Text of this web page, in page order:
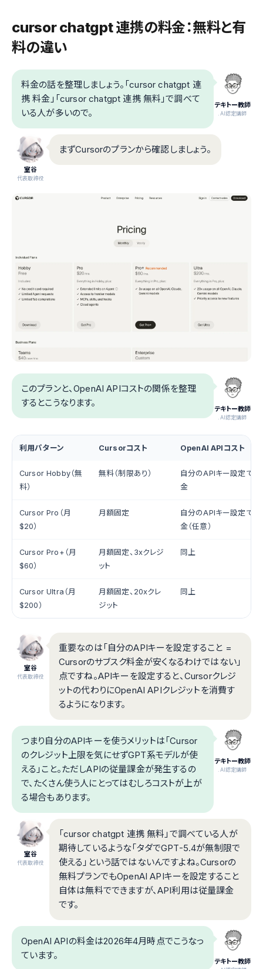
cursor chatgpt 連携の料金：無料と有
料の違い
テキトー教師
.AI認定講師
料金の話を整理しましょう。「cursor chatgpt 連
携 料金」「cursor chatgpt 連携 無料」で調べて
いる人が多いので。
室谷
代表取締役
まずCursorのプランから確認しましょう。
テキトー教師
.AI認定講師
このプランと、OpenAI APIコストの関係を整理
するとこうなります。
利用パターン Cursorコスト OpenAI APIコスト
Cursor Hobby（無
料）
無料（制限あり）
自分のAPIキー設定で
金
Cursor Pro（月
$20）
月額固定
自分のAPIキー設定で
金（任意）
Cursor Pro+（月
$60）
月額固定、3xクレジ
ット
同上
Cursor Ultra（月
$200）
月額固定、20xクレ
ジット
同上
室谷
代表取締役
重要なのは「自分のAPIキーを設定すること =
Cursorのサブスク料金が安くなるわけではない」
点ですね。APIキーを設定すると、Cursorクレジ
ットの代わりにOpenAI APIクレジットを消費す
るようになります。
テキトー教師
.AI認定講師
つまり自分のAPIキーを使うメリットは「Cursor
のクレジット上限を気にせずGPT系モデルが使
える」こと。ただしAPIの従量課金が発生するの
で、たくさん使う人にとってはむしろコストが上が
る場合もあります。
室谷
代表取締役
「cursor chatgpt 連携 無料」で調べている人が
期待しているような「タダでGPT-5.4が無制限で
使える」という話ではないんですよね。Cursorの
無料プランでもOpenAI APIキーを設定すること
自体は無料でできますが、API利用は従量課金
です。
テキトー教師
OpenAI APIの料金は2026年4月時点でこうなっ
ています。